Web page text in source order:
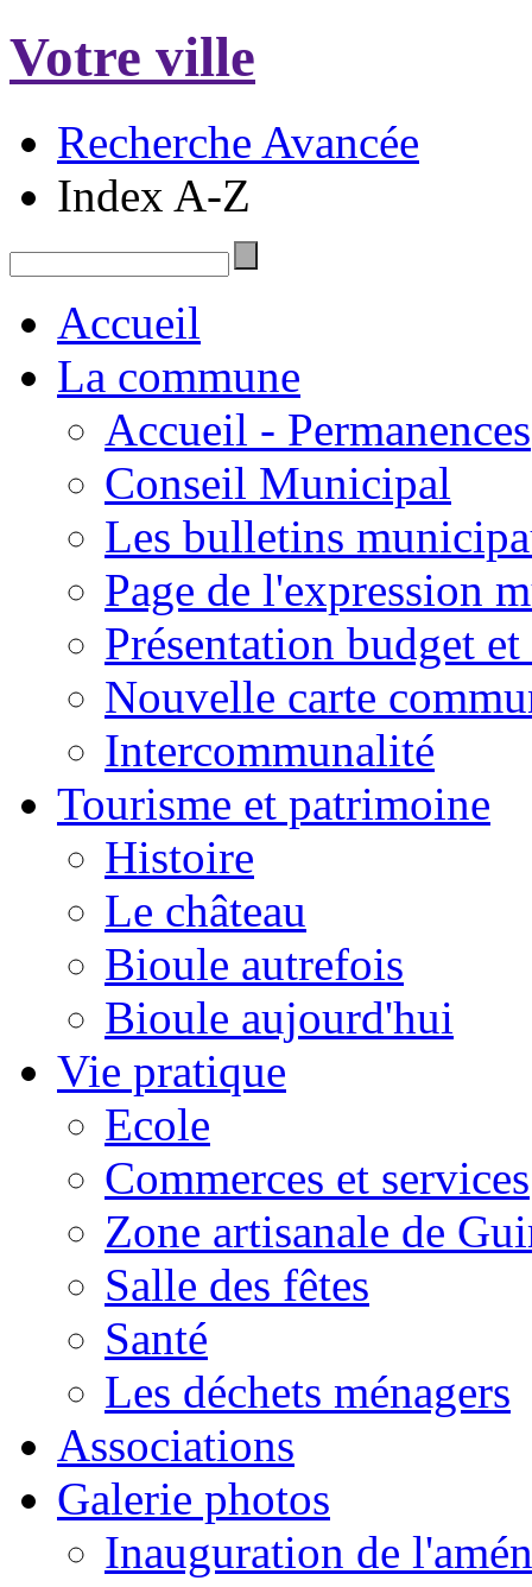
Votre ville
Recherche Avancée
Index A-Z
Accueil
La commune
Accueil - Permanences
Conseil Municipal
Les bulletins
Page de l'expression
Présentation budget
Nouvelle carte
Intercommunalité
Tourisme et patrimoine
Histoire
Le château
Bioule autrefois
Bioule aujourd'hui
Vie pratique
Ecole
Commerces et services
Zone artisanale de
Salle des fêtes
Santé
Les déchets ménagers
Associations
Galerie photos
Inauguration de